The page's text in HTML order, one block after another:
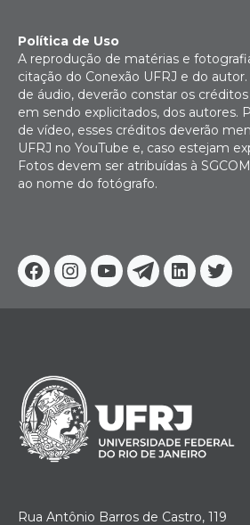
Facebook
Instagram
YoutubeTelegram
Linkedin
Política de Uso
A reprodução de matérias e
citação do Conexão UFRJ e do
de áudio, deverão constar os
em sendo explicitados, dos autores.
de vídeo, esses créditos deverão
UFRJ no YouTube e, caso estejam
Fotos devem ser atribuídas à
ao nome do fotógrafo.
Rua Antônio Barros de Castro, 119